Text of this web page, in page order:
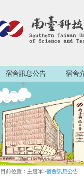
宿舍訊息公告
宿舍
:::
目前位置： 主選單>宿舍訊息公告